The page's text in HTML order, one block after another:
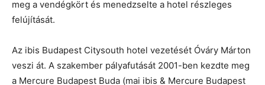
meg a vendégkört és menedzselte a hotel részleges
felújítását.
Az ibis Budapest Citysouth hotel vezetését Óváry Márton
veszi át. A szakember pályafutását 2001-ben kezdte meg
a Mercure Budapest Buda (mai ibis & Mercure Budapest